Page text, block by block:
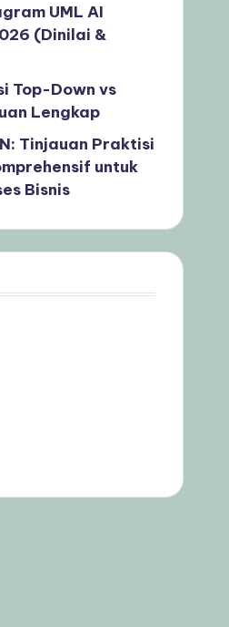
UML AI
(Dinilai &
Top-Down vs
Lengkap
Tinjauan Praktisi
untuk
Bisnis